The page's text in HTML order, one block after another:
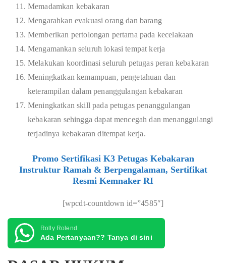
Memadamkan kebakaran
Mengarahkan evakuasi orang dan barang
Memberikan pertolongan pertama pada kecelakaan
Mengamankan seluruh lokasi tempat kerja
Melakukan koordinasi seluruh petugas peran kebakaran
Meningkatkan kemampuan, pengetahuan dan
keterampilan dalam penanggulangan kebakaran
Meningkatkan skill pada petugas penanggulangan
kebakaran sehingga dapat mencegah dan menanggulangi
terjadinya kebakaran ditempat kerja.
Promo Sertifikasi K3 Petugas Kebakaran
Instruktur Ramah & Berpengalaman, Sertifikat
Resmi Kemnaker RI
[wpcdt-countdown id=”4585″]
Rolly Rolend
Ada Pertanyaan?? Tanya di sini